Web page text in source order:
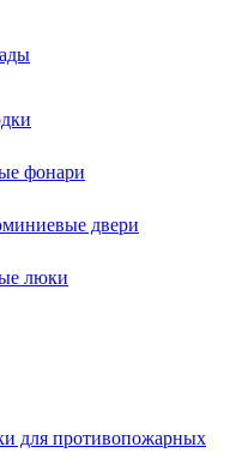
фонари
двери
люки
для противопожарных